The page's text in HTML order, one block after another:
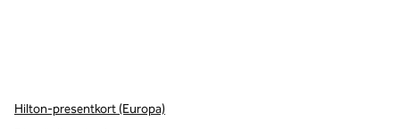
Hilton-presentkort (Europa)